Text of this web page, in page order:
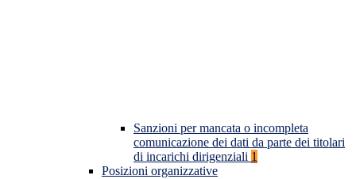
Sanzioni per mancata o incompleta
comunicazione dei dati da parte dei titolari
di incarichi dirigenziali 1
Posizioni organizzative